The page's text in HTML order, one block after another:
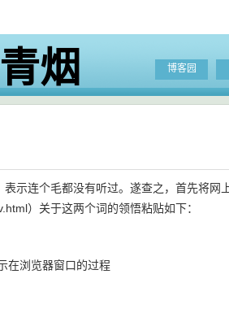
烟 博客园
示连个毛都没有听过。遂查之，首先将网
）关于这两个词的领悟粘贴如下：
在浏览器窗口的过程